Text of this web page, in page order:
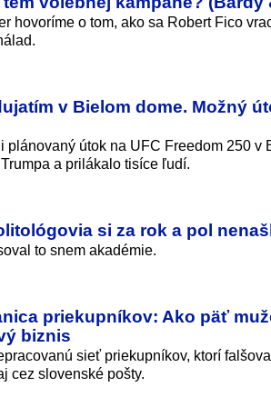
hovoríme o tom, ako sa Robert Fico
v Bielom dome. Možný
útok na UFC Freedom 250 v
a prilákalo tisíce ľudí.
si za rok a pol
to snem akadémie.
priekupníkov: Ako päť
biznis
sieť priekupníkov, ktorí
cez slovenské pošty.